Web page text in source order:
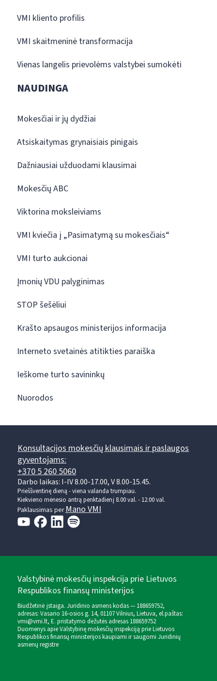
VMI kliento profilis
VMI skaitmeninė transformacija
Vienas langelis prievolėms valstybei sumokėti
NAUDINGA
Mokesčiai ir jų dydžiai
Atsiskaitymas grynaisiais pinigais
Dažniausiai užduodami klausimai
Mokesčių ABC
Viktorina moksleiviams
VMI kviečia į „Pasimatymą su mokesčiais“
VMI turto aukcionai
Įmonių VDU palyginimas
STOP šešėliui
Krašto apsaugos ministerijos informacija
Interneto svetainės atitikties paraiška
Ieškome turto savininkų
Nuorodos
Konsultacijos mokesčių klausimais ir paslaugos
gyventojams:
+370 5 260 5060
Darbo laikas: I-IV 8.00-17.00, V 8.00-15.45.
Prieššventinę dieną - viena valanda trumpiau.
Kiekvieno mėnesio antrą penktadienį 8.00 val. - 12.00 val.
Paklausimas perMano VMI
Valstybinė mokesčių inspekcija prie Lietuvos
Respublikos finansų ministerijos
Biudžetinė įstaiga. Juridinio asmens kodas — 188659752,
adresas: Vasario 16-osios g. 14, 01107 Vilnius, Lietuva, el.paštas:
vmi@vmi.lt, E. pristatymo dėžutės adresas 188659752
Duomenys apie Valstybinę mokesčių inspekciją prie Lietuvos
Respublikos finansų ministerijos kaupiami ir saugomi Juridinių
asmenų registre